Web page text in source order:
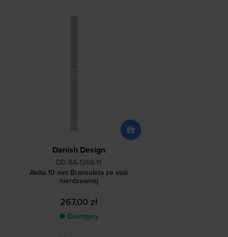
Danish Design
DD-BA-1268-11
Akilia 10 mm Bransoleta ze stali
nierdzewnej
267,00 zł
● Dostępny